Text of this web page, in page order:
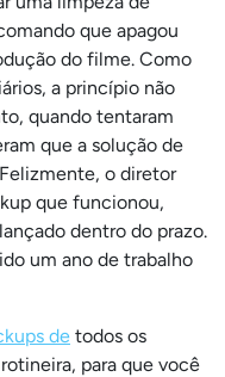
que apagou
do filme. Como
a princípio não
quando tentaram
que a solução de
o diretor
que funcionou,
dentro do prazo.
um ano de trabalho
de todos os
para que você